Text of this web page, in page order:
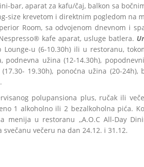
bar, aparat za kafu/čaj, balkon sa
size krevetom i direktnim pogledom na
Room, sa odvojenom dnevnom i
kafe aparat, usluge batlera.
u (6-10.30h) ili u restoranu,
užina (12-14.30h),
19.30h), ponoćna užina (20-
polupansiona plus, ručak ili
1 alkoholno ili 2 bezalkoholna pića.
u restoranu ,,A.O.C All-Day
večeru na dan 24.12. i 31.12.